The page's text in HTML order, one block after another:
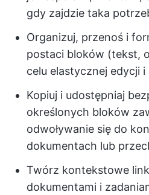
gdy zajdzie taka
Organizuj, przenoś i
postaci bloków (tekst,
celu elastycznej edycji i
Kopiuj i udostępniaj
określonych bloków
odwoływanie się do
dokumentach lub
Twórz kontekstowe
dokumentami i